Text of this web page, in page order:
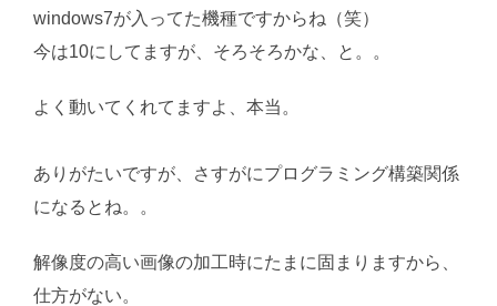
windows7が入ってた機種ですからね（笑）
今は10にしてますが、そろそろかな、と。。
よく動いてくれてますよ、本当。
ありがたいですが、さすがにプログラミング構築関係
になるとね。。
解像度の高い画像の加工時にたまに固まりますから、
仕方がない。